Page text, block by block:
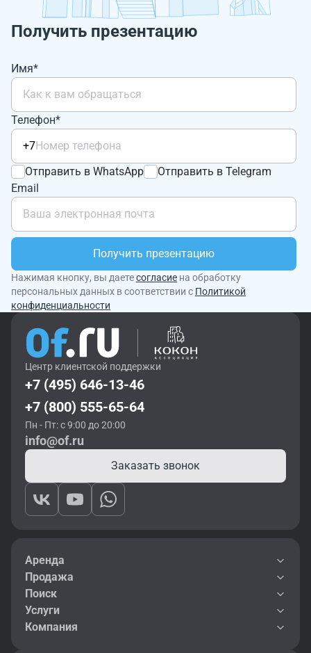
Получить презентацию
Имя*
Телефон*
+7
Отправить в WhatsApp
Отправить в Telegram
Email
Получить презентацию
Нажимая кнопку, вы даетесогласие на обработку
персональных данных в соответствии с Политикой
конфиденциальности
Центр клиентской поддержки
+7 (495) 646-13-46
+7 (800) 555-65-64
Пн - Пт: с 9:00 до 20:00
info@of.ru
Заказать звонок
Аренда
Продажа
Поиск
Услуги
Компания